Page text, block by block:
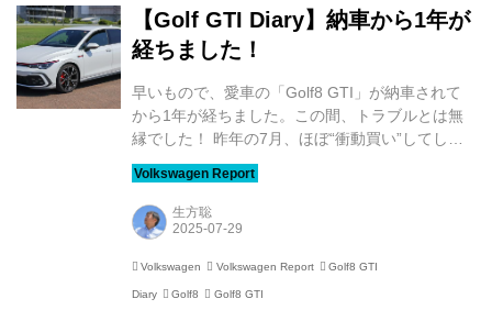
【Golf GTI Diary】納車から1年が
経ちました！
早いもので、愛車の「Golf8 GTI」が納車されて
から1年が経ちました。この間、トラブルとは無
縁でした！ 昨年の7月、ほぼ“衝動買い”してしま
ったGolf8 GTI。私が手に入れたのは、2023年モ
デルのDCCパッケージ付きの認定中古車で、走行
距離は約13,500kmでした。 「ID.4 Pro Launch
Edition」と2台持ちということもあって、月間の
院”したため、最近ではGolf8 GTIの出番が多くな
り、7月は1,400km走行。1年目の総走行距離は
生方聡
Volkswagen Volkswagen Report Golf8 GTI
Diary Golf8 Golf8 GTI